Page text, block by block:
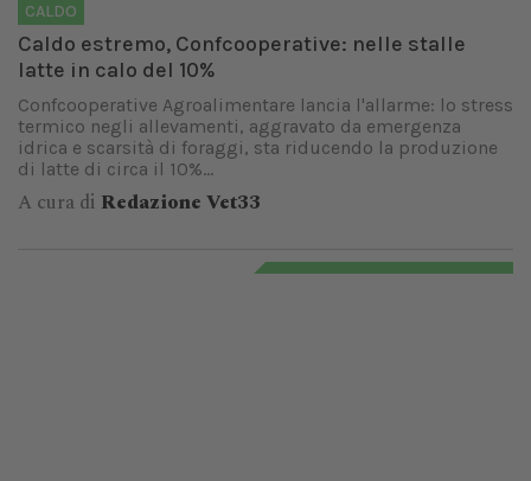
CALDO
Caldo estremo, Confcooperative: nelle stalle
latte in calo del 10%
Confcooperative Agroalimentare lancia l'allarme: lo stress
termico negli allevamenti, aggravato da emergenza
idrica e scarsità di foraggi, sta riducendo la produzione
di latte di circa il 10%...
A cura di Redazione Vet33